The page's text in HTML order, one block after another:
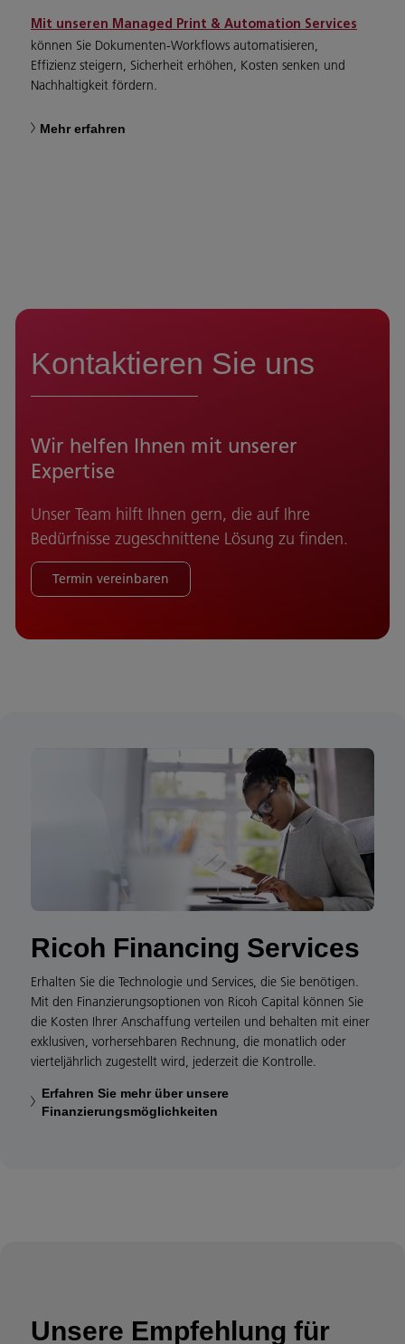
Mit unseren Managed Print & Automation Services
können Sie Dokumenten-Workflows automatisieren,
Effizienz steigern, Sicherheit erhöhen, Kosten senken und
Nachhaltigkeit fördern.
Mehr erfahren
Kontaktieren Sie uns
Wir helfen Ihnen mit unserer
Expertise
Unser Team hilft Ihnen gern, die auf Ihre
Bedürfnisse zugeschnittene Lösung zu finden.
Termin vereinbaren
Ricoh Financing Services
Erhalten Sie die Technologie und Services, die Sie benötigen.
Mit den Finanzierungsoptionen von Ricoh Capital können Sie
die Kosten Ihrer Anschaffung verteilen und behalten mit einer
exklusiven, vorhersehbaren Rechnung, die monatlich oder
vierteljährlich zugestellt wird, jederzeit die Kontrolle.
Erfahren Sie mehr über unsere
Finanzierungsmöglichkeiten
Unsere Empfehlung für